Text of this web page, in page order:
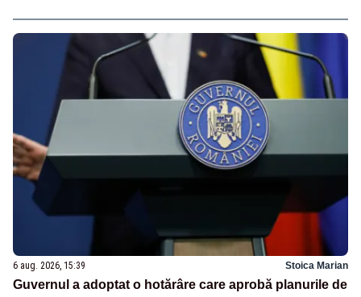
6 aug. 2026, 15:39 Stoica Marian
Guvernul a adoptat o hotărâre care aprobă planurile de